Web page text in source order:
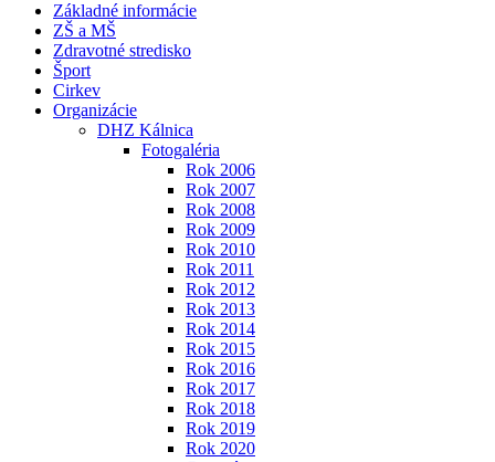
Základné informácie
ZŠ a MŠ
Zdravotné stredisko
Šport
Cirkev
Organizácie
DHZ Kálnica
Fotogaléria
Rok 2006
Rok 2007
Rok 2008
Rok 2009
Rok 2010
Rok 2011
Rok 2012
Rok 2013
Rok 2014
Rok 2015
Rok 2016
Rok 2017
Rok 2018
Rok 2019
Rok 2020